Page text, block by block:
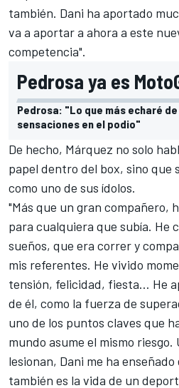
también. Dani ha aportado
va a aportar a ahora a este
competencia".
Pedrosa ya es
Pedrosa: "Lo que más echaré
sensaciones en el podio"
De hecho, Márquez no solo
papel dentro del box, sino que
como uno de sus ídolos.
"Más que un gran compañero,
para cualquiera que subía. He
sueños, que era correr y
mis referentes. He vivido
tensión, felicidad, fiesta… He
de él, como la fuerza de
uno de los puntos claves que
mundo asume el mismo riesgo.
lesionan, Dani me ha
también es la vida de un